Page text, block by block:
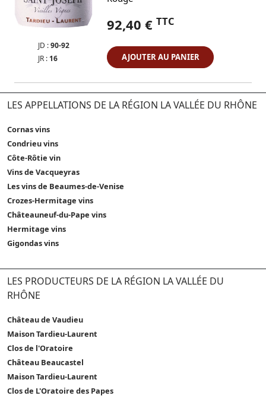
JD :90-92
JR : 16
92,40 € TTC
AJOUTER AU PANIER
LES APPELLATIONS DE LA RÉGION LA VALLÉE DU RHÔNE
Cornas vins
Condrieu vins
Côte-Rôtie vin
Vins de Vacqueyras
Les vins de Beaumes-de-Venise
Crozes-Hermitage vins
Châteauneuf-du-Pape vins
Hermitage vins
Gigondas vins
LES PRODUCTEURS DE LA RÉGION LA VALLÉE DU
RHÔNE
Château de Vaudieu
Maison Tardieu-Laurent
Clos de l'Oratoire
Château Beaucastel
Maison Tardieu-Laurent
Clos de L'Oratoire des Papes